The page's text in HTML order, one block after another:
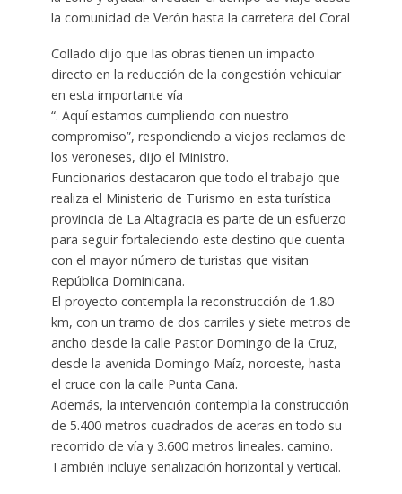
la comunidad de Verón hasta la carretera del Coral
Collado dijo que las obras tienen un impacto
directo en la reducción de la congestión vehicular
en esta importante vía
“. Aquí estamos cumpliendo con nuestro
compromiso”, respondiendo a viejos reclamos de
los veroneses, dijo el Ministro.
Funcionarios destacaron que todo el trabajo que
realiza el Ministerio de Turismo en esta turística
provincia de La Altagracia es parte de un esfuerzo
para seguir fortaleciendo este destino que cuenta
con el mayor número de turistas que visitan
República Dominicana.
El proyecto contempla la reconstrucción de 1.80
km, con un tramo de dos carriles y siete metros de
ancho desde la calle Pastor Domingo de la Cruz,
desde la avenida Domingo Maíz, noroeste, hasta
el cruce con la calle Punta Cana.
Además, la intervención contempla la construcción
de 5.400 metros cuadrados de aceras en todo su
recorrido de vía y 3.600 metros lineales. camino.
También incluye señalización horizontal y vertical.